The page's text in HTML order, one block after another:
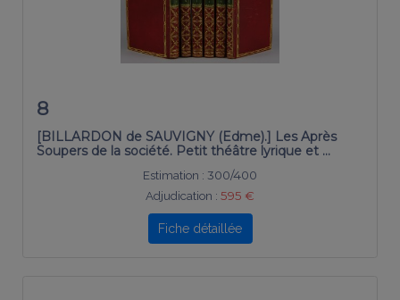
8
[BILLARDON de SAUVIGNY (Edme).] Les Après
Soupers de la société. Petit théâtre lyrique et …
Estimation : 300/400
Adjudication : 595 €
Fiche détaillée